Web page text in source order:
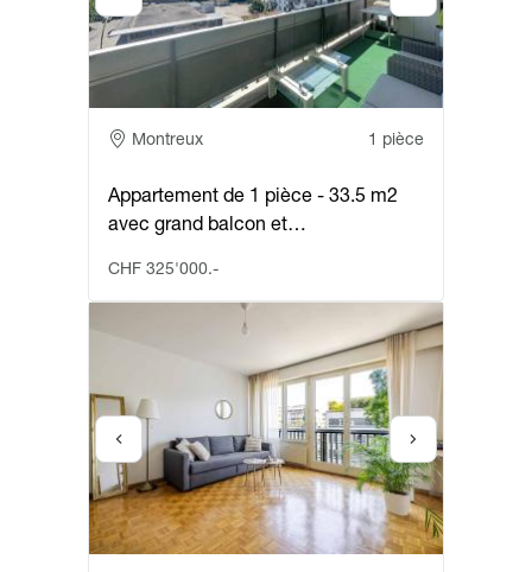
Adresse
Montreux 1 pièce
Appartement de 1 pièce - 33.5 m2
avec grand balcon et…
CHF 325'000.-